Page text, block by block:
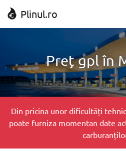
Plinul.ro
Preț gpl în
Din pricina unor dificultăți
poate furniza momentan date